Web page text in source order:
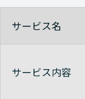
サービス名
サービス内容